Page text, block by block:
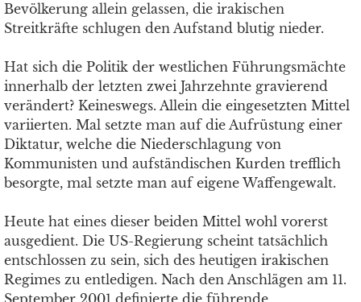
Bevölkerung allein gelassen, die irakischen
Streitkräfte schlugen den Aufstand blutig nieder.
Hat sich die Politik der westlichen Führungsmächte
innerhalb der letzten zwei Jahrzehnte gravierend
verändert? Keineswegs. Allein die eingesetzten Mittel
variierten. Mal setzte man auf die Aufrüstung einer
Diktatur, welche die Niederschlagung von
Kommunisten und aufständischen Kurden trefflich
besorgte, mal setzte man auf eigene Waffengewalt.
Heute hat eines dieser beiden Mittel wohl vorerst
ausgedient. Die US-Regierung scheint tatsächlich
entschlossen zu sein, sich des heutigen irakischen
Regimes zu entledigen. Nach den Anschlägen am 11.
September 2001 definierte die führende